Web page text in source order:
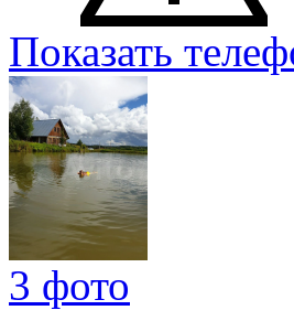
Показать
3 фото